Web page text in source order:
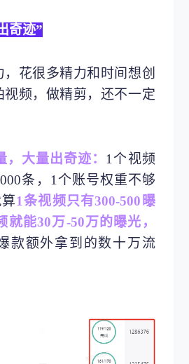
奇迹”
花很多精力和时间想创
视频，做精剪，还不一定
大量出奇迹： 1个视频
条，1个账号权重不够
1条视频只有300-500曝
就能30万-50万的曝光，
款额外拿到的数十万流